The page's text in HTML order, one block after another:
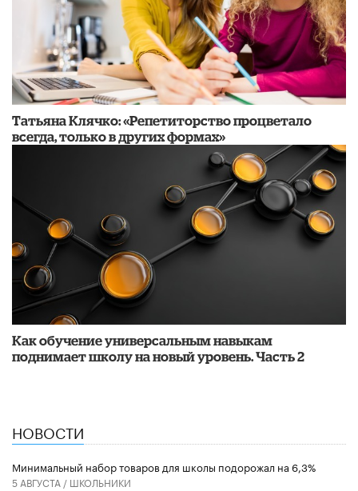
​Татьяна Клячко: «Репетиторство процветало
всегда, только в других формах»
​Как обучение универсальным навыкам
поднимает школу на новый уровень. Часть 2
НОВОСТИ
Минимальный набор товаров для школы подорожал на 6,3%
5 АВГУСТА / ШКОЛЬНИКИ